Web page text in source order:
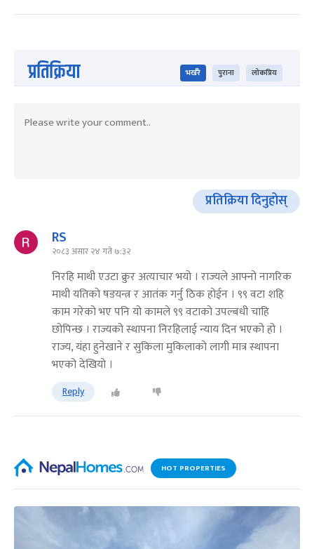
प्रतिक्रिया भर्खरै पुराना लोकप्रिय
प्रतिक्रिया दिनुहोस्
RS
२०८३ असार २४ गते ७:३२
निरहि माथी एउटा क्रुर अत्याचार भयो । राज्यले आफ्नो नागरिक
माथी यतिको षडयन्त्र र आतंक गर्नु ठिक होईन । ९९ वटा शहि
काम गरेको भए पनि यो कामले ९९ वटाको उपल्बधी चाहि
छोपिन्छ । राज्यको स्थापना निरहिलाई न्याय दिन भएको हो ।
राज्य, यंहा हुनेखाने र सुकिला मुकिलाको लागी मात्र स्थापना
भएको देखियो ।
Reply
HOT PROPERTIES